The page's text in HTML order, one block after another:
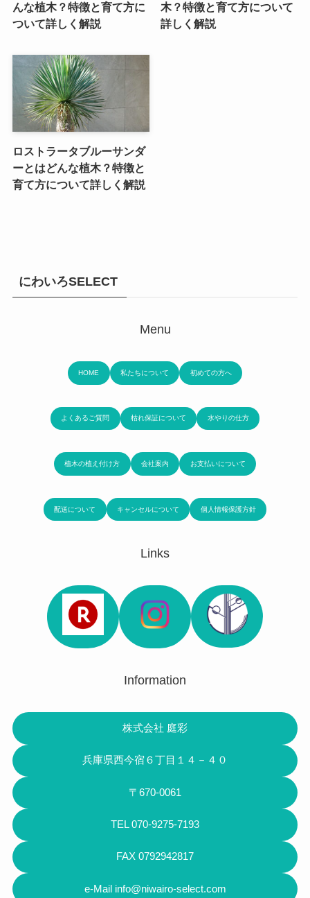
んな植木？特徴と育て方に
ついて詳しく解説
木？特徴と育て方について
詳しく解説
ロストラータブルーサンダ
ーとはどんな植木？特徴と
育て方について詳しく解説
にわいろSELECT
Menu
HOME 私たちについて 初めての方へ
よくあるご質問 枯れ保証について 水やりの仕方
植木の植え付け方 会社案内 お支払いについて
配送について キャンセルについて 個人情報保護方針
Links
Information
株式会社 庭彩
兵庫県西今宿６丁目１４－４０
〒670-0061
TEL 070-9275-7193
FAX 0792942817
e-Mail info@niwairo-select.com